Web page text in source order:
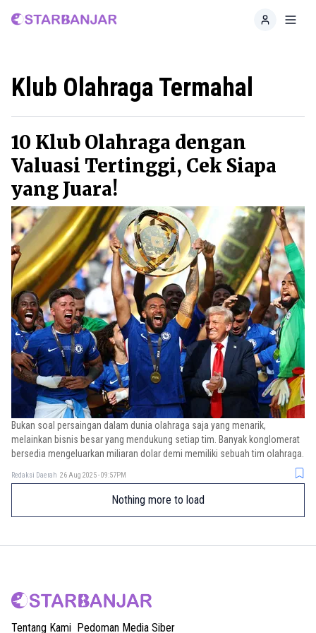
Home
Klub Olahraga Termahal
10 Klub Olahraga dengan
Valuasi Tertinggi, Cek Siapa
yang Juara!
Bukan soal persaingan dalam dunia olahraga saja yang menarik,
melainkan bisnis besar yang mendukung setiap tim. Banyak konglomerat
bersedia mengeluarkan miliaran dolar demi memiliki sebuah tim olahraga.
Redaksi Daerah 26 Aug 2025 - 09:57PM
Nothing more to load
Tentang Kami Pedoman Media Siber